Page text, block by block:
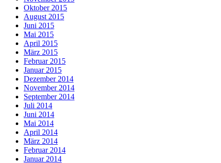
Oktober 2015
August 2015
Juni 2015
Mai 2015
April 2015
März 2015
Februar 2015
Januar 2015
Dezember 2014
November 2014
September 2014
Juli 2014
Juni 2014
Mai 2014
April 2014
März 2014
Februar 2014
Januar 2014